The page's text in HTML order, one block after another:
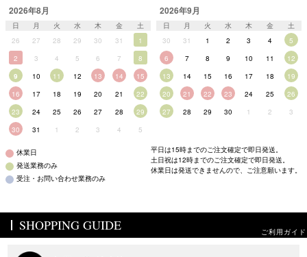
2026年8月
日 月 火 水 木 金
土
26
27 28 29 30 31
1
2
3 4 5 6 7
8
9
10 11 12 13 14
15
16
17 18 19 20 21
22
23
24 25 26 27 28
29
30
31 1 2 3 4 5
2026年9月
日 月 火 水 木 金
土
30
31 1 2 3 4
5
6
7 8 9 10 11
12
13
14 15 16 17 18
19
20
21 22 23 24 25
26
27
28 29 30 1 2 3
休業日
発送業務のみ
受注・お問い合わせ業務のみ
平日は15時までのご注文確定で即日発送。
土日祝は12時までのご注文確定で即日発送。
休業日は発送できませんので、ご注意願います。
SHOPPING GUIDE ご利用ガイド